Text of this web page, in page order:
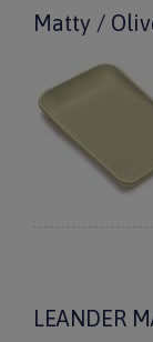
Matty /
LEANDER